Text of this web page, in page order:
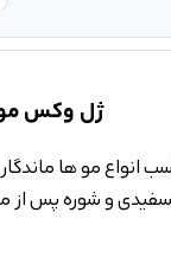
ژل وکس مو
سفیدی و شوره پس